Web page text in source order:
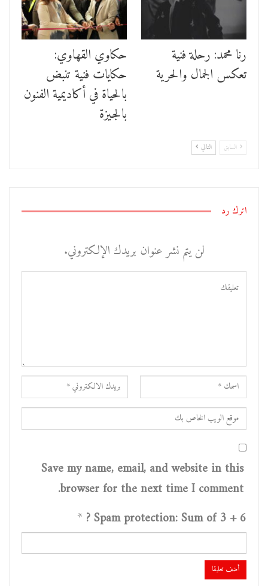
رنا محمد: رحلة فنية
تعكس الجمال والحرية
حكاوي القهاوي:
حكايات فنية تنبض
بالحياة في أكاديمية الفنون
بالجيزة
السابق التالي
اترك رد
لن يتم نشر عنوان بريدك الإلكتروني.
Save my name, email, and website in this
browser for the next time I comment.
Spam protection: Sum of 3 + 6 ?
*